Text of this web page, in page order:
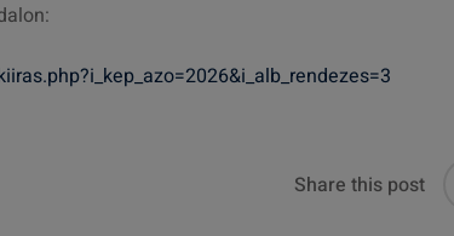
Share this post